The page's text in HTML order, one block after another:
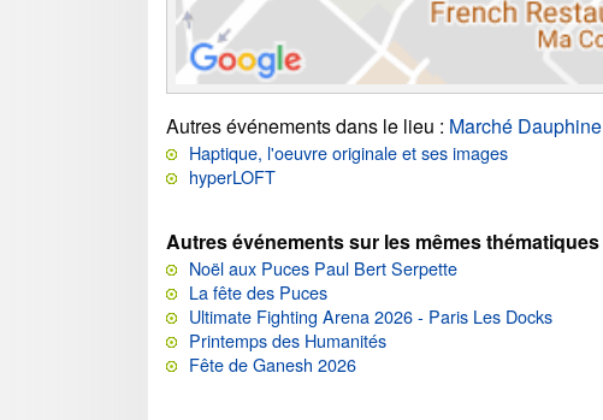
Autres événements dans le lieu : Marché Dauphine
Haptique, l'oeuvre originale et ses images
hyperLOFT
Autres événements sur les mêmes thématiques
Noël aux Puces Paul Bert Serpette
La fête des Puces
Ultimate Fighting Arena 2026 - Paris Les Docks
Printemps des Humanités
Fête de Ganesh 2026